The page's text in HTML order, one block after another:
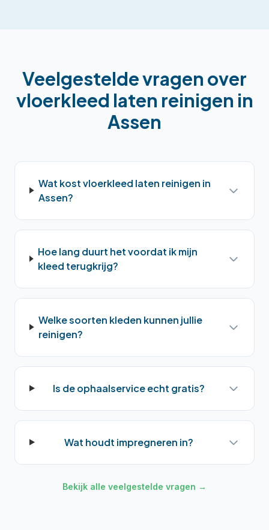
Veelgestelde vragen over
vloerkleed laten reinigen in
Assen
Wat kost vloerkleed laten reinigen in
Assen?
Hoe lang duurt het voordat ik mijn
kleed terugkrijg?
Welke soorten kleden kunnen jullie
reinigen?
Is de ophaalservice echt gratis?
Wat houdt impregneren in?
Bekijk alle veelgestelde vragen →